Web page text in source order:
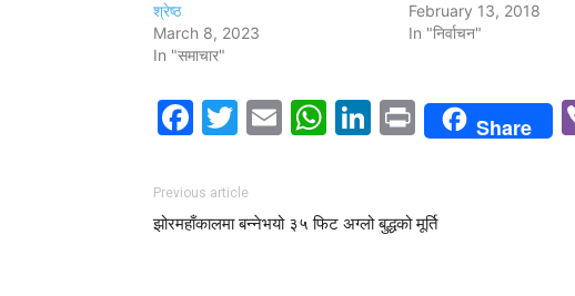
श्रेष्ठ
March 8, 2023
In "समाचार"
February 13, 2018
In "निर्वाचन"
Facebook
Twitter
EmailWhatsApp
LinkedIn
PrintShare
Previous article
झोरमहाँकालमा बन्नेभयो ३५ फिट अग्लो बुद्धको मूर्ति